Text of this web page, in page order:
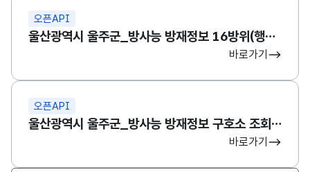
오픈API
울산광역시 울주군_방사능 방재정보 16방위(행정반) 조회 서비스
바로가기
오픈API
울산광역시 울주군_방사능 방재정보 구호소 조회 서비스
바로가기